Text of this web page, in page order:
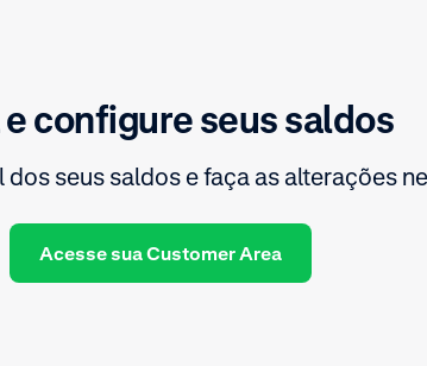
e configure seus saldos
seus saldos e faça as alterações
Acesse sua Customer Area